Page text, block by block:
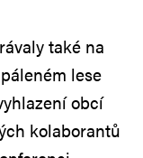
také na
lese
obcí
kolaborantů